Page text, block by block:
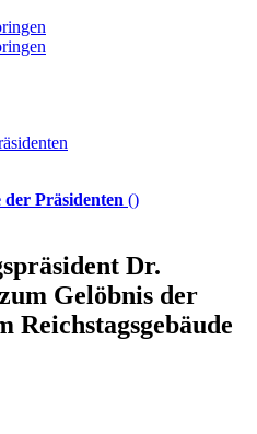
Präsidenten ()
Dr.
Gelöbnis der
Reichstagsgebäude